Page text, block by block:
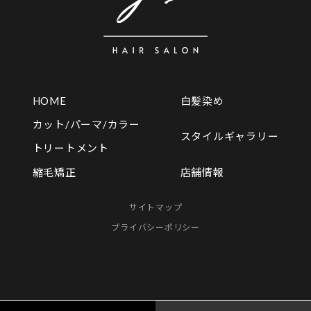
HOME
カット/パーマ/カラー
トリートメント
縮毛矯正
白髪染め
スタイルギャラリー
店舗情報
サイトマップ
プライバシーポリシー